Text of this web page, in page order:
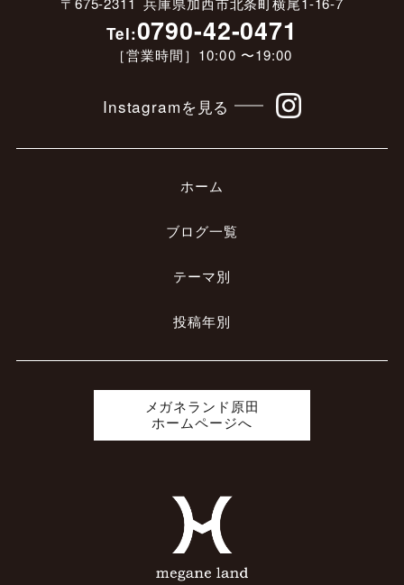
Tel:0790-42-0471
［営業時間］10:00 〜19:00
Instagramを見る
ホーム
ブログ一覧
テーマ別
投稿年別
メガネランド原田
ホームページへ